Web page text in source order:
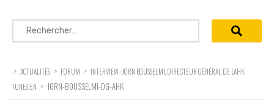
Rechercher :
> ACTUALITÉS > FORUM > INTERVIEW : JÖRN BOUSSELMI, DIRECTEUR GÉNÉRAL DE L’AHK
TUNESIEN > JORN-BOUSSELMI-DG-AHK